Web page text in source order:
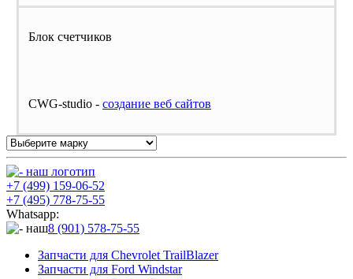
Блок счетчиков
CWG-studio - cоздание веб сайтов
+7 (499) 159-06-52
+7 (495) 778-75-55
Whatsapp:
8 (901) 578-75-55
Запчасти для Chevrolet TrailBlazer
Запчасти для Ford Windstar